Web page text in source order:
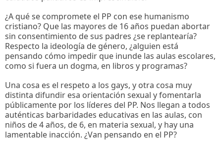
¿A qué se compromete el PP con ese humanismo
cristiano? Que las mayores de 16 años puedan abortar
sin consentimiento de sus padres ¿se replantearía?
Respecto la ideología de género, ¿alguien está
pensando cómo impedir que inunde las aulas escolares,
como si fuera un dogma, en libros y programas?
Una cosa es el respeto a los gays, y otra cosa muy
distinta difundir esa orientación sexual y fomentarla
públicamente por los líderes del PP. Nos llegan a todos
auténticas barbaridades educativas en las aulas, con
niños de 4 años, de 6, en materia sexual, y hay una
lamentable inacción. ¿Van pensando en el PP?